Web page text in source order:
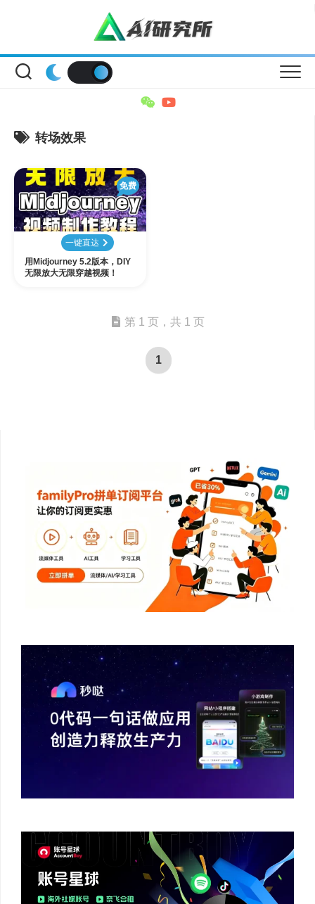
转场效果
免费
一键直达
用Midjourney 5.2版本，DIY
无限放大无限穿越视频！
第 1 页，共 1 页
1